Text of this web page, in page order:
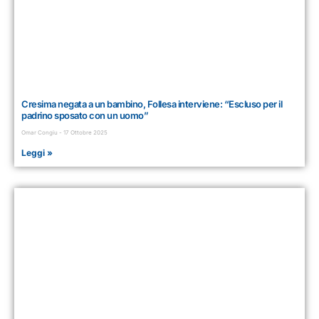
Cresima negata a un bambino, Follesa interviene: “Escluso per il
padrino sposato con un uomo”
Omar Congiu 17 Ottobre 2025
Leggi »